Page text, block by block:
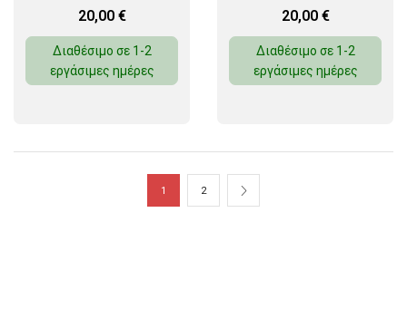
20,00 €
Διαθέσιμο σε 1-2
εργάσιμες ημέρες
20,00 €
Διαθέσιμο σε 1-2
εργάσιμες ημέρες
1 2